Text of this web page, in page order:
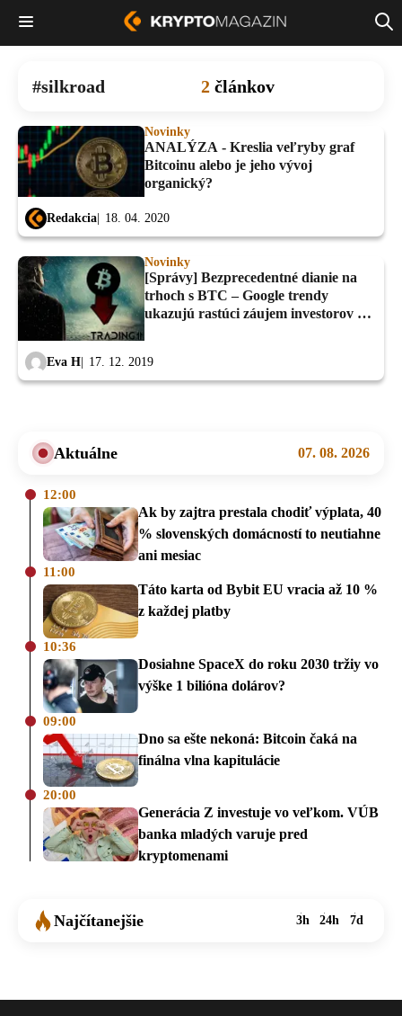
silkroad 2 článkov
Novinky
ANALÝZA - Kreslia veľryby graf
Bitcoinu alebo je jeho vývoj
organický?
Redakcia 18. 04. 2020
Novinky
[Správy] Bezprecedentné dianie na
trhoch s BTC – Google trendy
ukazujú rastúci záujem investorov –
Eva H 17. 12. 2019
Aktuálne 07. 08. 2026
12:00
Ak by zajtra prestala chodiť výplata, 40
% slovenských domácností to neutiahne
ani mesiac
11:00
Táto karta od Bybit EU vracia až 10 %
z každej platby
10:36
Dosiahne SpaceX do roku 2030 tržiy vo
výške 1 bilióna dolárov?
09:00
Dno sa ešte nekoná: Bitcoin čaká na
finálna vlna kapitulácie
20:00
Generácia Z investuje vo veľkom. VÚB
banka mladých varuje pred
kryptomenami
Najčítanejšie 3h 24h 7d